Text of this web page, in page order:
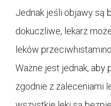
Jednak jeśli objawy są
dokuczliwe, lekarz
leków
Ważne jest jednak, aby
zgodnie z zaleceniami